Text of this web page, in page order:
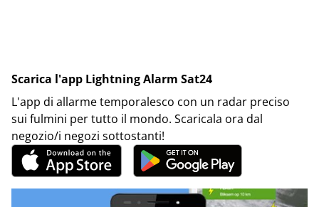
Scarica l'app Lightning Alarm Sat24
L'app di allarme temporalesco con un radar preciso
sui fulmini per tutto il mondo. Scaricala ora dal
negozio/i negozi sottostanti!